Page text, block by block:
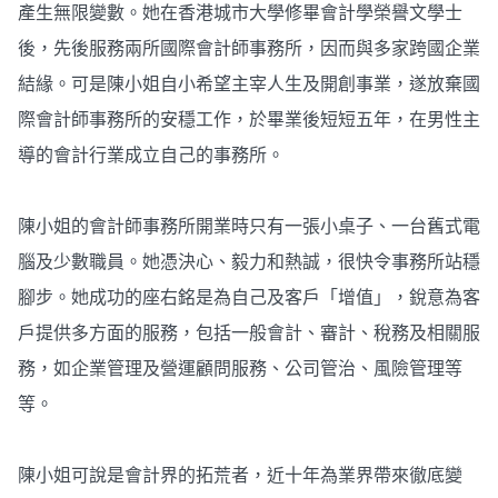
產生無限變數。她在香港城市大學修畢會計學榮譽文學士
後，先後服務兩所國際會計師事務所，因而與多家跨國企業
結緣。可是陳小姐自小希望主宰人生及開創事業，遂放棄國
際會計師事務所的安穩工作，於畢業後短短五年，在男性主
導的會計行業成立自己的事務所。
陳小姐的會計師事務所開業時只有一張小桌子、一台舊式電
腦及少數職員。她憑決心、毅力和熱誠，很快令事務所站穩
腳步。她成功的座右銘是為自己及客戶「增值」，銳意為客
戶提供多方面的服務，包括一般會計、審計、稅務及相關服
務，如企業管理及營運顧問服務、公司管治、風險管理等
等。
陳小姐可說是會計界的拓荒者，近十年為業界帶來徹底變